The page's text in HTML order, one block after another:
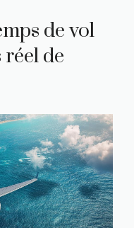
de vol
de